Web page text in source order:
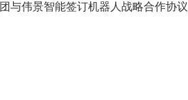
与伟景智能签订机器人战略合作协议